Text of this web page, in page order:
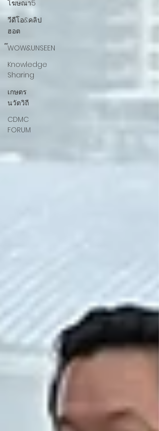
โฆษณา5
วีดีโอ&คลิป
ฮอต
๊WOW&UNSEEN
Knowledge
Sharing
เกษตร
นวัตวิถี
CDMC
FORUM